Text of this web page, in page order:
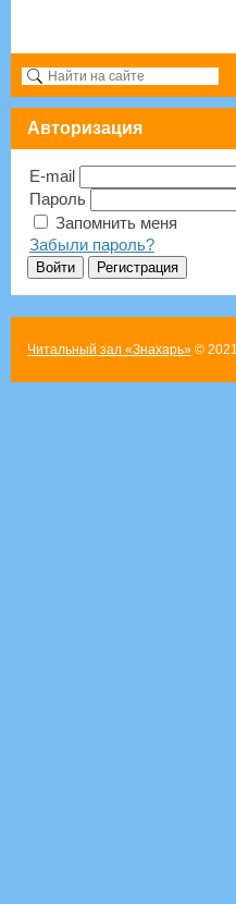
Авторизация
E-mail
Пароль
Запомнить меня
Забыли пароль?
Читальный зал «Знахарь»© 2021